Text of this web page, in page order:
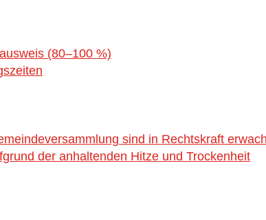
(80–100 %)
sind in Rechtskraft
der anhaltenden Hitze und Trockenheit